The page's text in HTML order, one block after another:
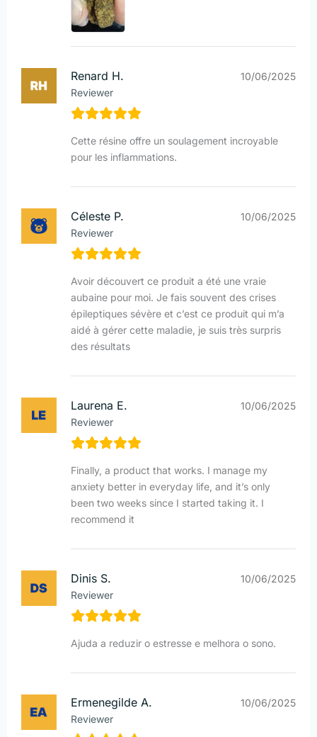
Renard H.
Reviewer
10/06/2025
Cette résine offre un soulagement incroyable
pour les inflammations.
Céleste P.
Reviewer
10/06/2025
Avoir découvert ce produit a été une vraie
aubaine pour moi. Je fais souvent des crises
épileptiques sévère et c’est ce produit qui m’a
aidé à gérer cette maladie, je suis très surpris
des résultats
Laurena E.
Reviewer
10/06/2025
Finally, a product that works. I manage my
anxiety better in everyday life, and it’s only
been two weeks since I started taking it. I
recommend it
Dinis S.
Reviewer
10/06/2025
Ajuda a reduzir o estresse e melhora o sono.
Ermenegilde A.
Reviewer
10/06/2025